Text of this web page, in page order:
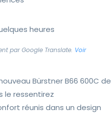
heures
par Google Translate. Voir
Bürstner B66 600C de
le ressentirez
réunis dans un design